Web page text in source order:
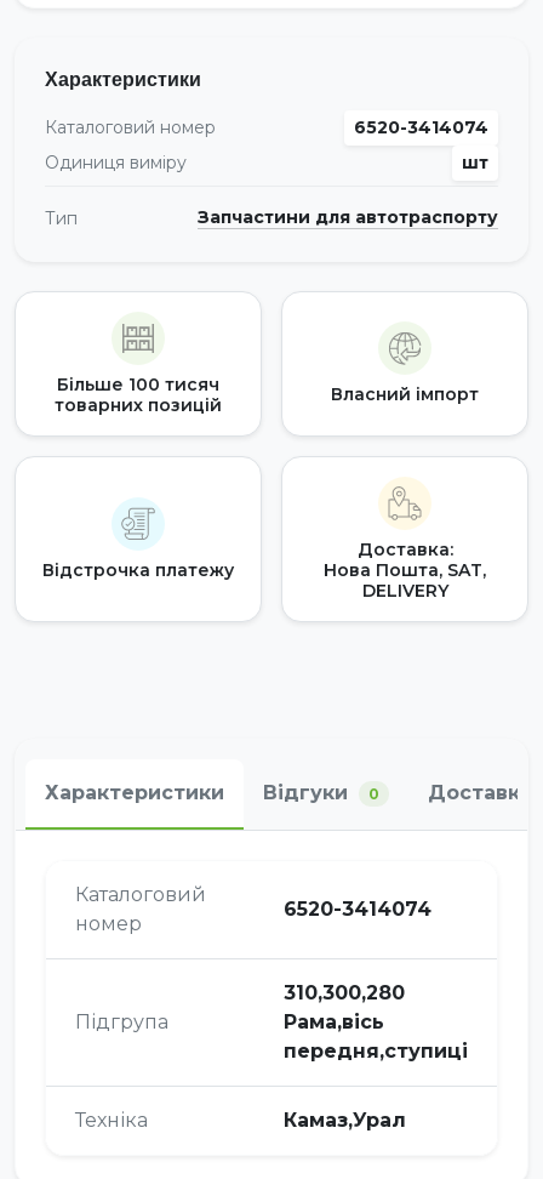
Характеристики
Каталоговий номер
6520-3414074
Одиниця виміру
шт
Тип Запчастини для автотраспорту
Більше 100 тисяч
товарних позицій
Власний імпорт
Відстрочка платежу
Доставка:
Нова Пошта, SAT,
DELIVERY
Характеристики Відгуки 0 Доставка
Каталоговий
номер
6520-3414074
Підгрупа
310,300,280
Рама,вісь
передня,ступиці
Техніка Камаз,Урал